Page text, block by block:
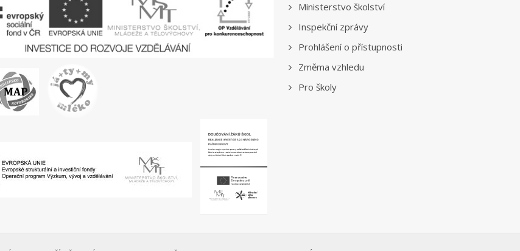
Ministerstvo školství
Inspekční zprávy
Prohlášení o přístupnosti
Změma vzhledu
Pro školy